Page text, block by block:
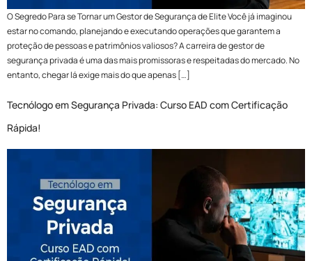
O Segredo Para se Tornar um Gestor de Segurança de Elite Você já imaginou
estar no comando, planejando e executando operações que garantem a
proteção de pessoas e patrimônios valiosos? A carreira de gestor de
segurança privada é uma das mais promissoras e respeitadas do mercado. No
entanto, chegar lá exige mais do que apenas […]
Tecnólogo em Segurança Privada: Curso EAD com Certificação
Rápida!